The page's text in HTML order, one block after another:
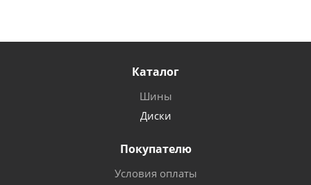
Каталог
Шины
Диски
Покупателю
Условия оплаты